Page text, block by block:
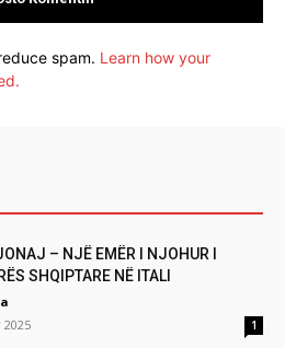
spam. Learn how your
– NJË EMËR I NJOHUR I
SHQIPTARE NË ITALI
2025
1